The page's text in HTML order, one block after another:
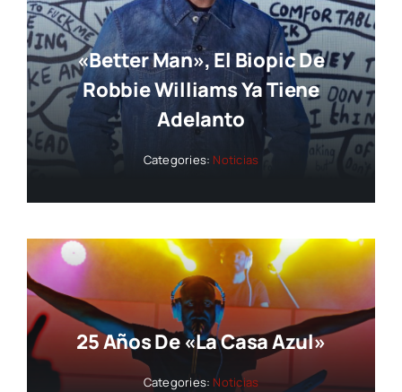
«Better Man», El Biopic De
Robbie Williams Ya Tiene
Adelanto
Categories: Noticias
25 Años De «La Casa Azul»
Categories: Noticias